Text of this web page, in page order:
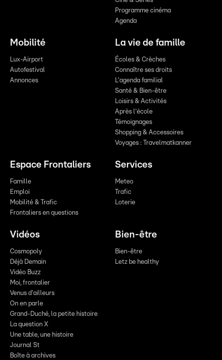
Programme cinéma
Agenda
Mobilité
Lux-Airport
Autofestival
Annonces
La vie de famille
Écoles & Crèches
Connaître ses droits
L'agenda familial
Santé & Bien-être
Loisirs & Activités
Après l'école
Témoignages
Shopping & Accessoires
Voyages : Travelmatkanner
Espace Frontaliers
Famille
Emploi
Mobilité & Trafic
Frontaliers en questions
Services
Meteo
Trafic
Loterie
Vidéos
Cosmopoly
Déjà Demain
Vidéo Buzz
Moi, frontalier
Venus d'ailleurs
On en parle
Grand-Duché, la petite histoire
La question X
Une table, une histoire
Journal St
Boîte à archives
Bien-être
Bien-être
Letz be healthy